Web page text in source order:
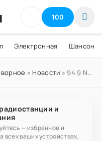
100
Электронная Шансон
» Новости » 94.9 News Now
и
— избранное и
всех ваших устройствах.